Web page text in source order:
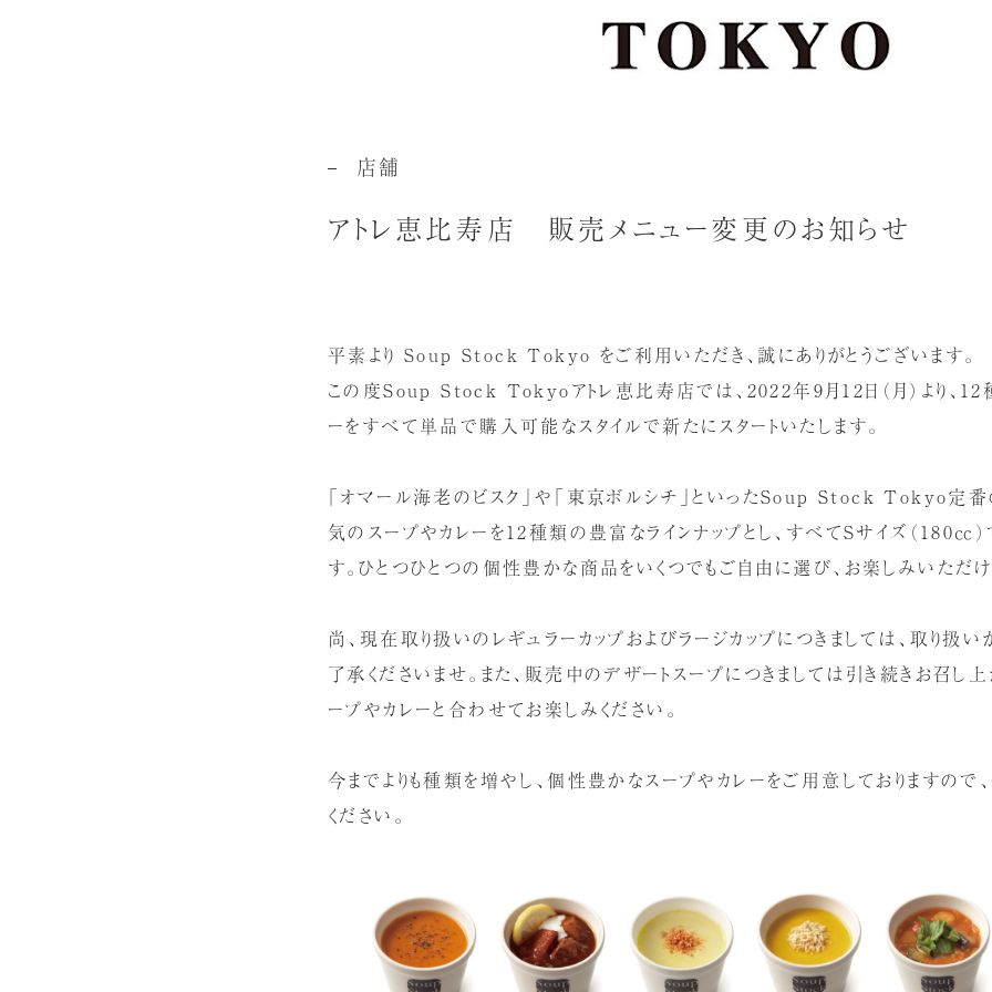
店舗
アトレ恵比寿店 販売メニュー変更のお知らせ
平素より Soup Stock Tokyo をご利用いただき、誠にありがとうございます。
この度Soup Stock Tokyoアトレ恵比寿店では、2022年9月12日（月）より、12
ーをすべて単品で購入可能なスタイルで新たにスタートいたします。
「オマール海老のビスク」や「東京ボルシチ」といったSoup Stock Tokyo定番
気のスープやカレーを12種類の豊富なラインナップとし、すべてSサイズ（180㏄
す。ひとつひとつの個性豊かな商品をいくつでもご自由に選び、お楽しみいただけ
尚、現在取り扱いのレギュラーカップおよびラージカップにつきましては、取り扱い
了承くださいませ。また、販売中のデザートスープにつきましては引き続きお召し
ープやカレーと合わせてお楽しみください。
今までよりも種類を増やし、個性豊かなスープやカレーをご用意しておりますので
ください。